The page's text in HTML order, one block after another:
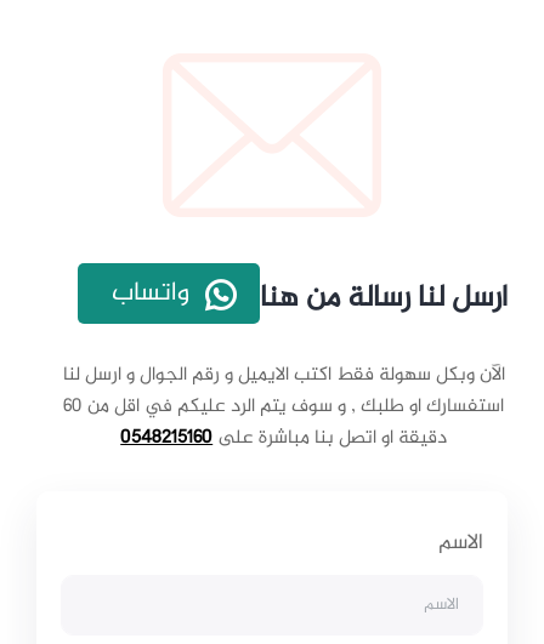
ارسل لنا رسالة من هنا واتساب
الآن وبكل سهولة فقط اكتب الايميل و رقم الجوال و ارسل لنا
استفسارك او طلبك , و سوف يتم الرد عليكم في اقل من 60
دقيقة او اتصل بنا مباشرة على0548215160
الاسم